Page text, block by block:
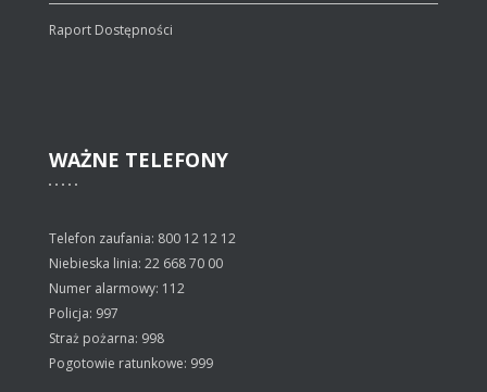
Raport Dostępności
WAŻNE TELEFONY
Telefon zaufania: 800 12 12 12
Niebieska linia: 22 668 70 00
Numer alarmowy: 112
Policja: 997
Straż pożarna: 998
Pogotowie ratunkowe: 999